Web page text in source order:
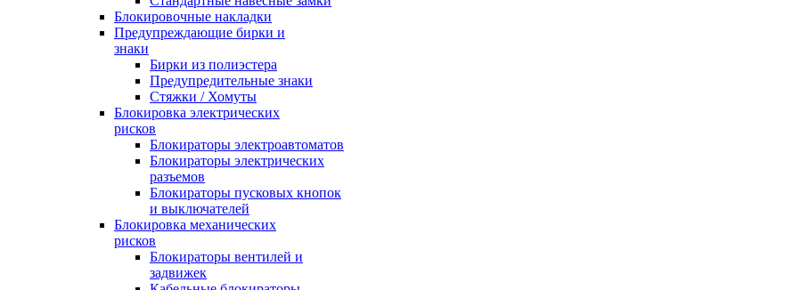
Блокировочные накладки
Предупреждающие бирки и
знаки
Бирки из полиэстера
Предупредительные знаки
Стяжки / Хомуты
Блокировка электрических
рисков
Блокираторы электроавтоматов
Блокираторы электрических
разъемов
Блокираторы пусковых кнопок
и выключателей
Блокировка механических
рисков
Блокираторы вентилей и
задвижек